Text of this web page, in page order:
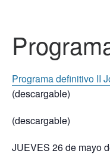
Programa definitivo II
(descargable)
(descargable)
JUEVES 26 de mayo